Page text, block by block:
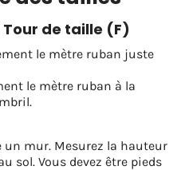
de taille (F)
le mètre ruban juste
le mètre ruban à la
un mur. Mesurez la hauteur
sol. Vous devez être pieds